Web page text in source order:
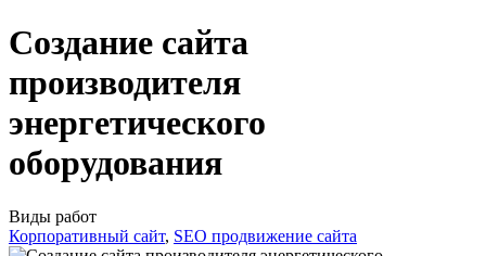
Создание сайта
производителя
энергетического
оборудования
Виды работ
Корпоративный сайт, SEO продвижение сайта